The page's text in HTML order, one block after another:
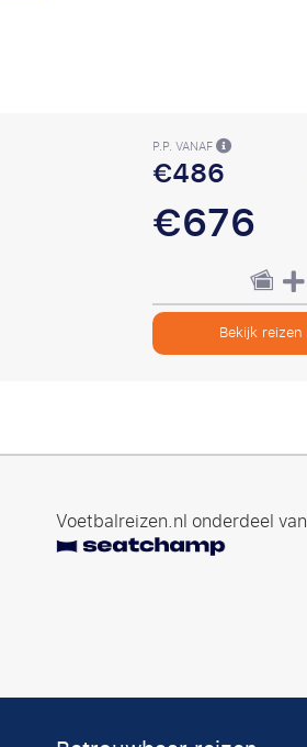
P.P. VANAF
€486
€676
Bekijk reizen
Voetbalreizen.nl onderdeel van